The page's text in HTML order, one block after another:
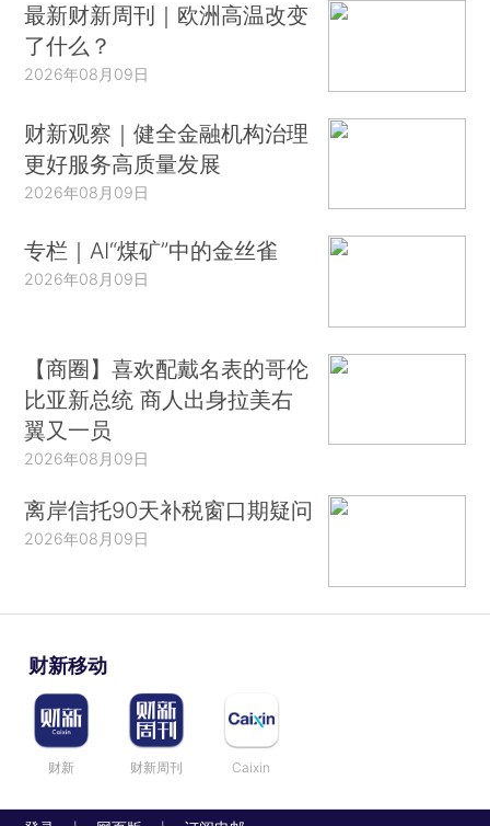
最新财新周刊｜欧洲高温改变
了什么？
2026年08月09日
财新观察｜健全金融机构治理
更好服务高质量发展
2026年08月09日
专栏｜AI“煤矿”中的金丝雀
2026年08月09日
【商圈】喜欢配戴名表的哥伦
比亚新总统 商人出身拉美右
翼又一员
2026年08月09日
离岸信托90天补税窗口期疑问
2026年08月09日
财新移动
财新 财新周刊 Caixin